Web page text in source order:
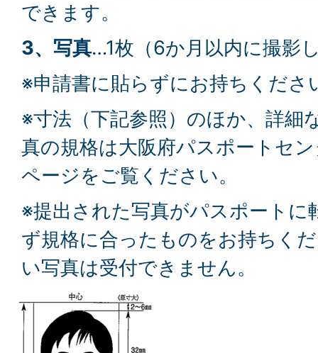
できます。
3、写真…1枚（6か月以内に撮影
※申請書に貼らずにお持ちくださ
※寸法（下記参照）のほか、詳細
真の規格は大阪府パスポートセ
ページをご覧ください。
※提出された写真がパスポートに
ず規格に合ったものをお持ちく
い写真は受付できません。